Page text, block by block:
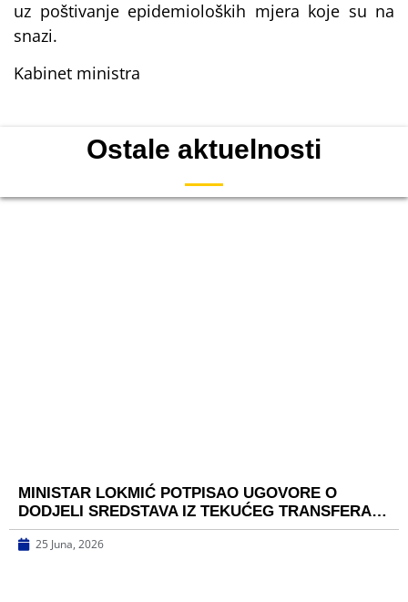
uz poštivanje epidemioloških mjera koje su na
snazi.
Kabinet ministra
Ostale aktuelnosti
MINISTAR LOKMIĆ POTPISAO UGOVORE O
DODJELI SREDSTAVA IZ TEKUĆEG TRANSFERA…
25 Juna, 2026